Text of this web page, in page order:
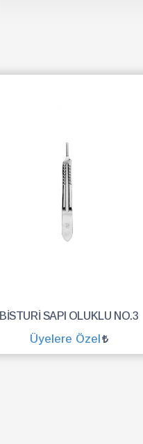
BİSTURİ SAPI OLUKLU NO.3
Üyelere Özel